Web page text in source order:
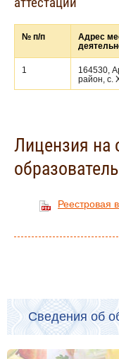
№ п/п
Адрес
1
164530,
район, с.
Лицензия на
Реестровая
Сведения об